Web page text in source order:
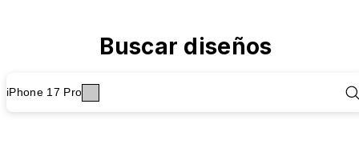
Buscar diseños
iPhone 17 Pro